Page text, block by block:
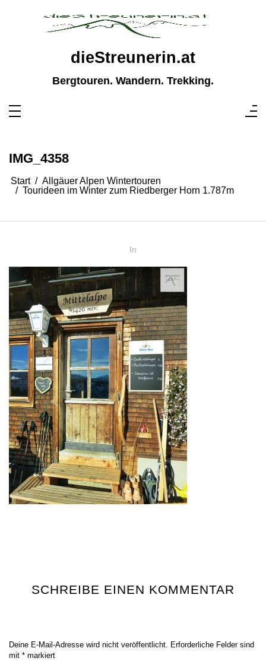
dieStreunerin.at
Bergtouren. Wandern. Trekking.
IMG_4358
Start
Allgäuer Alpen Wintertouren
Tourideen im Winter zum Riedberger Horn 1.787m
In
SCHREIBE EINEN KOMMENTAR
Deine E-Mail-Adresse wird nicht veröffentlicht. Erforderliche Felder sind
mit * markiert